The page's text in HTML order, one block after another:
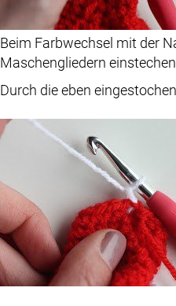
Beim Farbwechsel mit der
Maschengliedern
Durch die eben